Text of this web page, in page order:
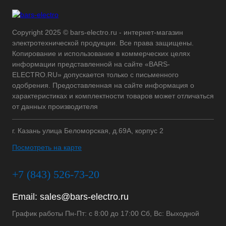
Copyright 2025 © bars-electro.ru - интернет-магазин
электротехнической продукции. Все права защищены.
Копирование и использование в коммерческих целях
информации представленной на сайте «BARS-
ELECTRO.RU» допускается только с письменного
одобрения. Предоставленная на сайте информация о
характеристиках и комплектности товаров может отличаться
от данных производителя
г. Казань улица Беломорская, д.69А, корпус 2
Посмотреть на карте
+7 (843) 526-73-20
Email: sales@bars-electro.ru
График работы Пн-Пт: с 8:00 до 17:00 Сб, Вс: Выходной